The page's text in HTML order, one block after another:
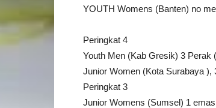
YOUTH Womens (Banten) no
Peringkat 4
Youth Men (Kab Gresik) 3 Perak
Junior Women (Kota Surabaya
Peringkat 3
Junior Womens (Sumsel) 1